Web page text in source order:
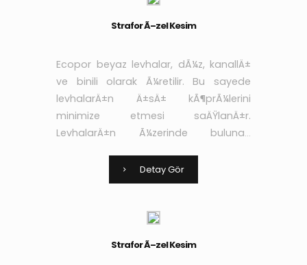
Strafor Ã–zel Kesim
Ecopor beyaz levhalar, dÃ¼z, kanallÄ±
ve binili olarak Ã¼retilir. Bu sayede
levhalarÄ±n Ä±sÄ± kÃ¶prÃ¼lerini
minimize etmesi saÄŸlanÄ±r.
LevhalarÄ±n Ã¼zerinde bulunan
yapÄ±ÅŸtÄ±rÄ±cÄ± ve sÄ±vanÄ±n
aderans niteliÄŸi arttÄ±rÄ±larak yÃ¼k
Detay Gör
Strafor Ã–zel Kesim